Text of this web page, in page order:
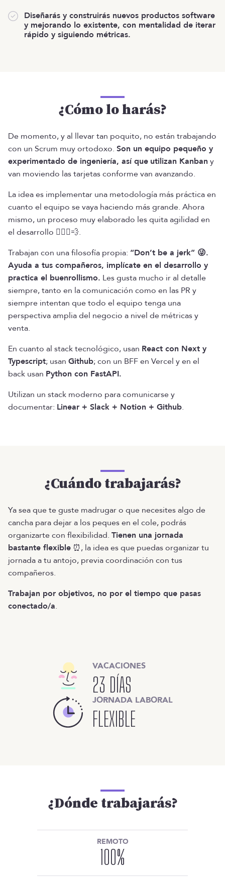
Diseñarás y construirás nuevos productos software
y mejorando lo existente, con mentalidad de iterar
rápido y siguiendo métricas.
¿Cómo lo harás?
De momento, y al llevar tan poquito, no están trabajando
con un Scrum muy ortodoxo. Son un equipo pequeño y
experimentado de ingeniería, así que utilizan Kanban y
van moviendo las tarjetas conforme van avanzando.
La idea es implementar una metodología más práctica en
cuanto el equipo se vaya haciendo más grande. Ahora
mismo, un proceso muy elaborado les quita agilidad en
el desarrollo 🏃🏻‍♂️💨.
Trabajan con una filosofía propia: “Don’t be a jerk” 😜.
Ayuda a tus compañeros, implícate en el desarrollo y
practica el buenrollismo. Les gusta mucho ir al detalle
siempre, tanto en la comunicación como en las PR y
siempre intentan que todo el equipo tenga una
perspectiva amplia del negocio a nivel de métricas y
venta.
En cuanto al stack tecnológico, usan React con Next y
Typescript; usan Github; con un BFF en Vercel y en el
back usan Python con FastAPI.
Utilizan un stack moderno para comunicarse y
documentar: Linear + Slack + Notion + Github.
¿Cuándo trabajarás?
Ya sea que te guste madrugar o que necesites algo de
cancha para dejar a los peques en el cole, podrás
organizarte con flexibilidad. Tienen una jornada
bastante flexible ⏰, la idea es que puedas organizar tu
jornada a tu antojo, previa coordinación con tus
compañeros.
Trabajan por objetivos, no por el tiempo que pasas
conectado/a.
VACACIONES
23 DÍAS
JORNADA LABORAL
FLEXIBLE
¿Dónde trabajarás?
REMOTO
100%